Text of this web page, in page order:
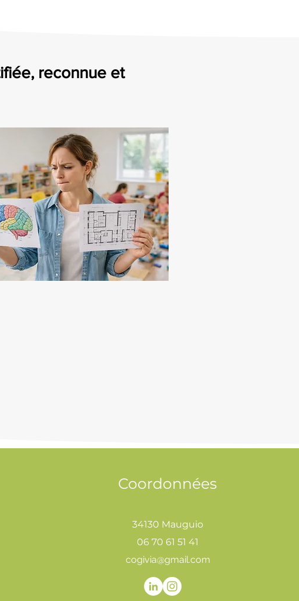
reconnue et
Coordonnées
34130 Mauguio
06 70 61 51 41
cogivia@gmail.com